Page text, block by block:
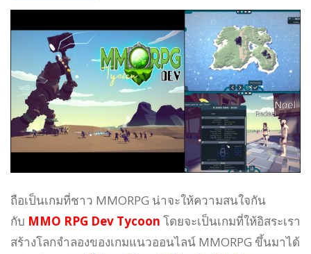
ถือเป็นเกมที่ชาว MMORPG น่าจะให้ความสนใจกัน
กับ MMO RPG Dev Tycoon โดยจะเป็นเกมที่ให้อิสระเรา
สร้างโลกจำลองของเกมแนวออนไลน์ MMORPG ขึ้นมาได้